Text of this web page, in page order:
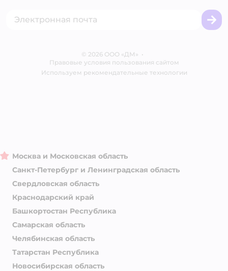
Блог
Корм для собак
© 2026 ООО «ДМ» •
Правовые условия пользования сайтом
Используем рекомендательные технологии
Москва и Московская область
Санкт-Петербург и Ленинградская область
Свердловская область
Краснодарский край
Башкортостан Республика
Самарская область
Челябинская область
Татарстан Республика
Новосибирская область